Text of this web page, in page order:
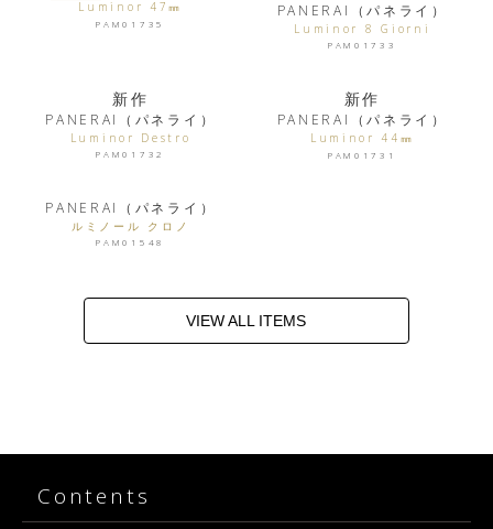
Luminor 47㎜
PAM01735
PANERAI（パネライ）
Luminor 8 Giorni
PAM01733
新作
PANERAI（パネライ）
Luminor Destro
PAM01732
新作
PANERAI（パネライ）
Luminor 44㎜
PAM01731
PANERAI（パネライ）
ルミノール クロノ
PAM01548
VIEW ALL ITEMS
Contents